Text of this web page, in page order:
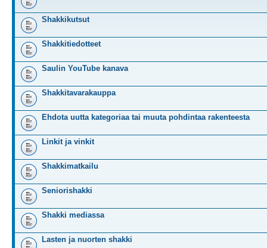
Shakkikutsut
Shakkitiedotteet
Saulin YouTube kanava
Shakkitavarakauppa
Ehdota uutta kategoriaa tai muuta pohdintaa rakenteesta
Linkit ja vinkit
Shakkimatkailu
Seniorishakki
Shakki mediassa
Lasten ja nuorten shakki